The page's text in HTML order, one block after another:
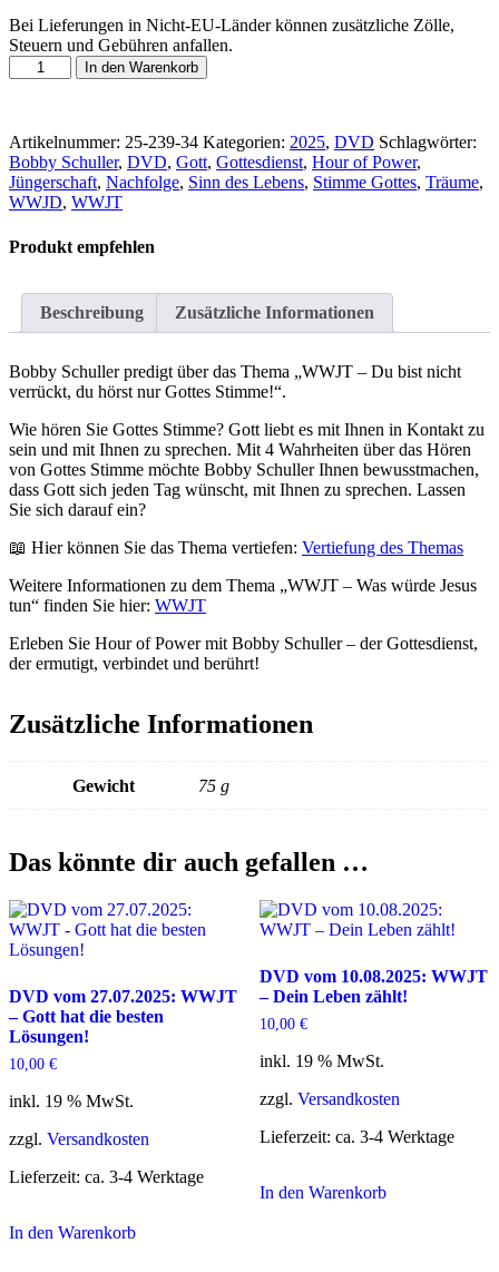
Bei Lieferungen in Nicht-EU-Länder können zusätzliche Zölle,
Steuern und Gebühren anfallen.
DVD
vom
–
Du
bist
nicht
du
Gottes
Stimme!
In den Warenkorb
Artikelnummer: 25-239-34 Kategorien: 2025, DVD Schlagwörter:
Bobby Schuller, DVD, Gott, Gottesdienst, Hour of Power,
Jüngerschaft, Nachfolge, Sinn des Lebens, Stimme Gottes, Träume,
WWJD, WWJT
Produkt empfehlen
Beschreibung Zusätzliche Informationen
Bobby Schuller predigt über das Thema „WWJT – Du bist nicht
verrückt, du hörst nur Gottes Stimme!“.
Wie hören Sie Gottes Stimme? Gott liebt es mit Ihnen in Kontakt zu
sein und mit Ihnen zu sprechen. Mit 4 Wahrheiten über das Hören
von Gottes Stimme möchte Bobby Schuller Ihnen bewusstmachen,
dass Gott sich jeden Tag wünscht, mit Ihnen zu sprechen. Lassen
Sie sich darauf ein?
📖 Hier können Sie das Thema vertiefen: Vertiefung des Themas
Weitere Informationen zu dem Thema „WWJT – Was würde Jesus
tun“ finden Sie hier: WWJT
Erleben Sie Hour of Power mit Bobby Schuller – der Gottesdienst,
der ermutigt, verbindet und berührt!
Zusätzliche Informationen
Gewicht 75 g
Das könnte dir auch gefallen …
DVD vom 27.07.2025: WWJT
– Gott hat die besten
Lösungen!
10,00 €
inkl. 19 % MwSt.
zzgl. Versandkosten
Lieferzeit: ca. 3-4 Werktage
In den Warenkorb
DVD vom 10.08.2025: WWJT
– Dein Leben zählt!
10,00 €
inkl. 19 % MwSt.
zzgl. Versandkosten
Lieferzeit: ca. 3-4 Werktage
In den Warenkorb